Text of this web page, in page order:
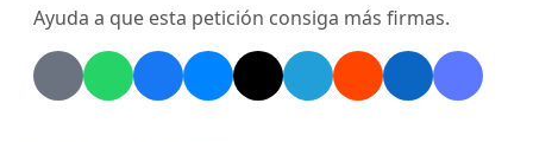
Ayuda a que esta petición consiga más firmas.